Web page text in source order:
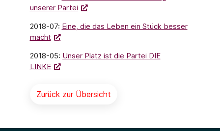
unserer Partei
2018-07: Eine, die das Leben ein Stück besser
macht
2018-05: Unser Platz ist die Partei DIE
LINKE
Zurück zur Übersicht